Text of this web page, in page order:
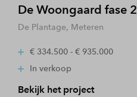
De Woongaard fase 2
De Plantage, Meteren
€ 334.500 - € 935.000
In verkoop
Bekijk het project